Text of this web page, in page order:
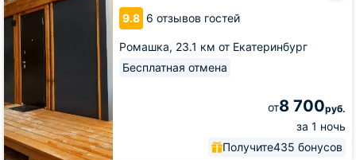
9.8 6 отзывов гостей
Ромашка, 23.1 км от Екатеринбург
Бесплатная отмена
от8 700руб.
за 1 ночь
Получите435 бонусов
Лесная
сказка